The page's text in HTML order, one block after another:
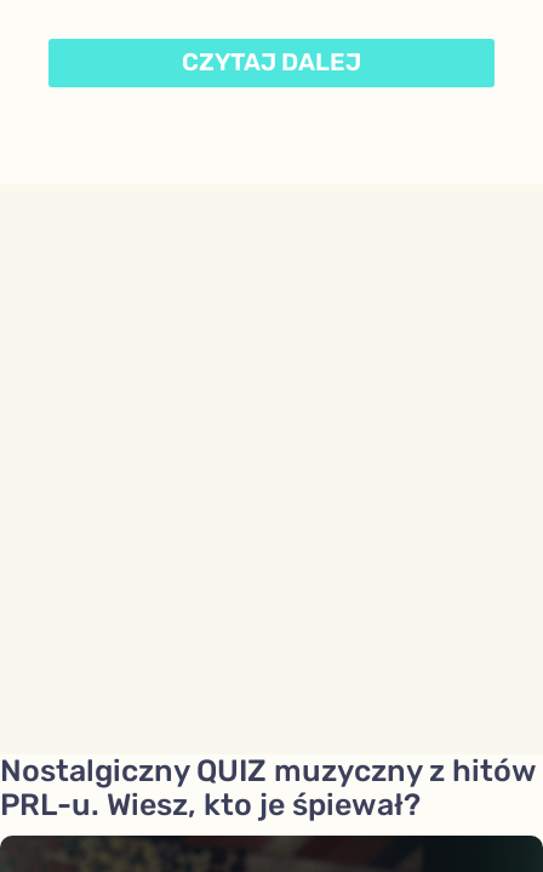
CZYTAJ DALEJ
Nostalgiczny QUIZ muzyczny z hitów
PRL-u. Wiesz, kto je śpiewał?